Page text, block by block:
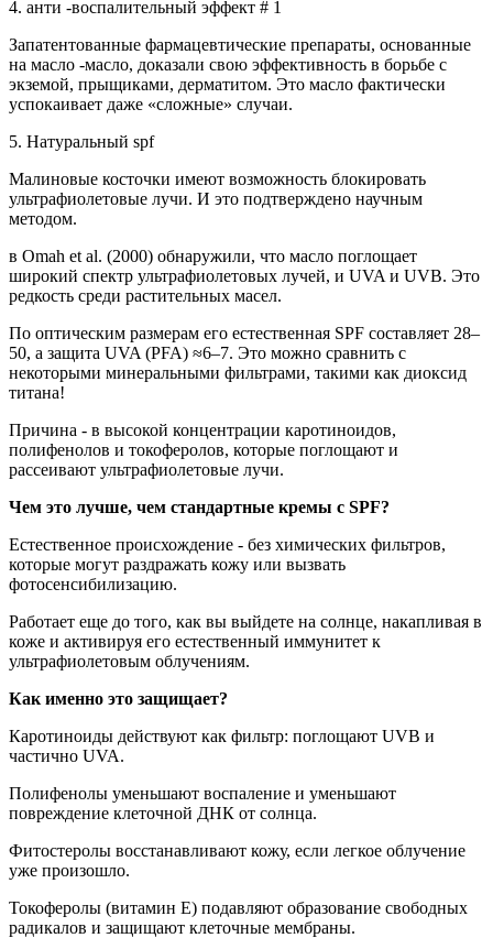
4. анти -воспалительный эффект # 1
Запатентованные фармацевтические препараты, основанные
на масло -масло, доказали свою эффективность в борьбе с
экземой, прыщиками, дерматитом. Это масло фактически
успокаивает даже «сложные» случаи.
5. Натуральный spf
Малиновые косточки имеют возможность блокировать
ультрафиолетовые лучи. И это подтверждено научным
методом.
в Omah et al. (2000) обнаружили, что масло поглощает
широкий спектр ультрафиолетовых лучей, и UVA и UVB. Это
редкость среди растительных масел.
По оптическим размерам его естественная SPF составляет 28–
50, а защита UVA (PFA) ≈6–7. Это можно сравнить с
некоторыми минеральными фильтрами, такими как диоксид
титана!
Причина - в высокой концентрации каротиноидов,
полифенолов и токоферолов, которые поглощают и
рассеивают ультрафиолетовые лучи.
Чем это лучше, чем стандартные кремы с SPF?
Естественное происхождение - без химических фильтров,
которые могут раздражать кожу или вызвать
фотосенсибилизацию.
Работает еще до того, как вы выйдете на солнце, накапливая в
коже и активируя его естественный иммунитет к
ультрафиолетовым облучениям.
Как именно это защищает?
Каротиноиды действуют как фильтр: поглощают UVB и
частично UVA.
Полифенолы уменьшают воспаление и уменьшают
повреждение клеточной ДНК от солнца.
Фитостеролы восстанавливают кожу, если легкое облучение
уже произошло.
Токоферолы (витамин Е) подавляют образование свободных
радикалов и защищают клеточные мембраны.